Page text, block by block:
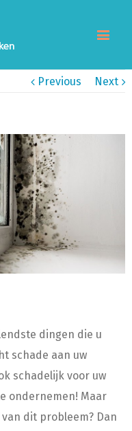
Previous Next
dingen die u
schade aan uw
schadelijk voor uw
ondernemen! Maar
dit probleem? Dan